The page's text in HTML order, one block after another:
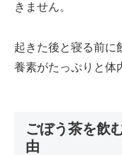
きません。
起きた後と寝る前に
養素がたっぷりと体
ごぼう茶を飲
由